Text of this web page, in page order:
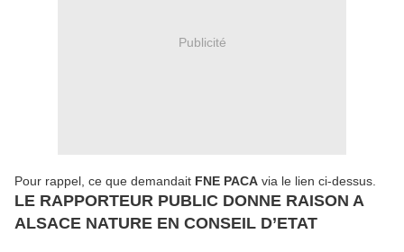
Publicité
Pour rappel, ce que demandait FNE PACA via le lien ci-dessus.
LE RAPPORTEUR PUBLIC DONNE RAISON A
ALSACE NATURE EN CONSEIL D’ETAT